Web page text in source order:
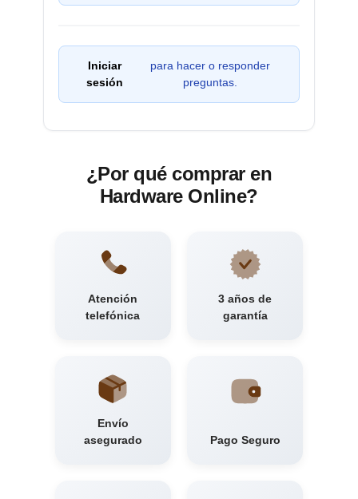
Iniciar
sesión
para hacer o responder
preguntas.
¿Por qué comprar en
Hardware Online?
Atención
telefónica
3 años de
garantía
Envío
asegurado
Pago Seguro